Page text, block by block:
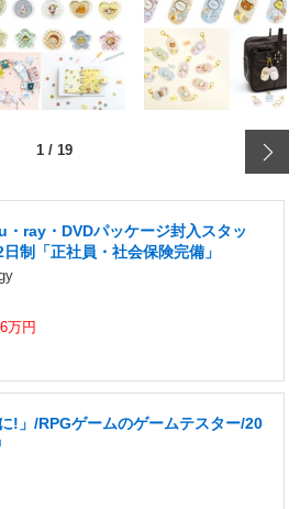
1/ 19
・ray・DVDパッケージ封入スタッ
制「正社員・社会保険完備」
万円
!」/RPGゲームのゲームテスター/20